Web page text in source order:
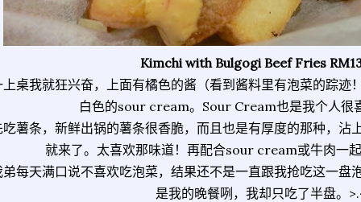
Kimchi with Bulgogi Beef Fries
上桌我就狂兴奋，上面有橘色的酱（看到酱料里有泡菜的踪迹
白色的sour cream。Sour Cream也是我个人很
吃薯条，新鲜出锅的薯条很香脆，而且也是有厚度的那种，沾
就来了。太喜欢那味道！再配合sour cream或牛肉一
弟每天满口说不喜欢吃泡菜，结果还不是一直跟我抢吃这一盘
是我的晚餐咧，我却只吃了半盘。